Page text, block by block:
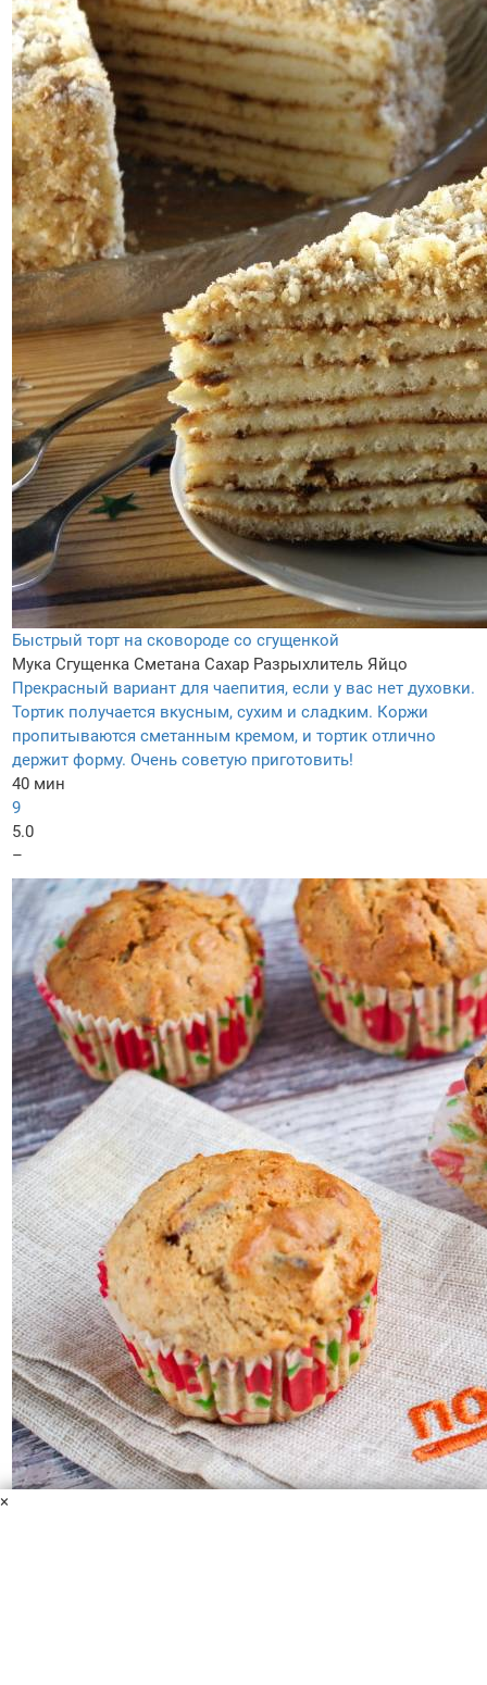
Быстрый торт на сковороде со сгущенкой
Мука Сгущенка Сметана Сахар Разрыхлитель Яйцо
Прекрасный вариант для чаепития, если у вас нет духовки.
Тортик получается вкусным, сухим и сладким. Коржи
пропитываются сметанным кремом, и тортик отлично
держит форму. Очень советую приготовить!
40 мин
9
5.0
–
×